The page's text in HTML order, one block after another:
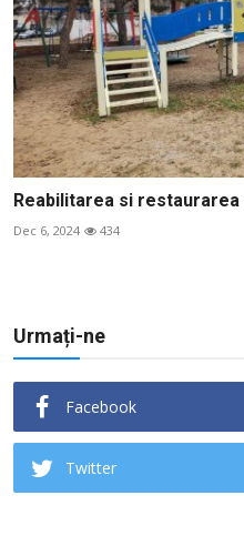
Reabilitarea si
Dec 6, 2024 434
Urmați-ne
Facebook
Twitter